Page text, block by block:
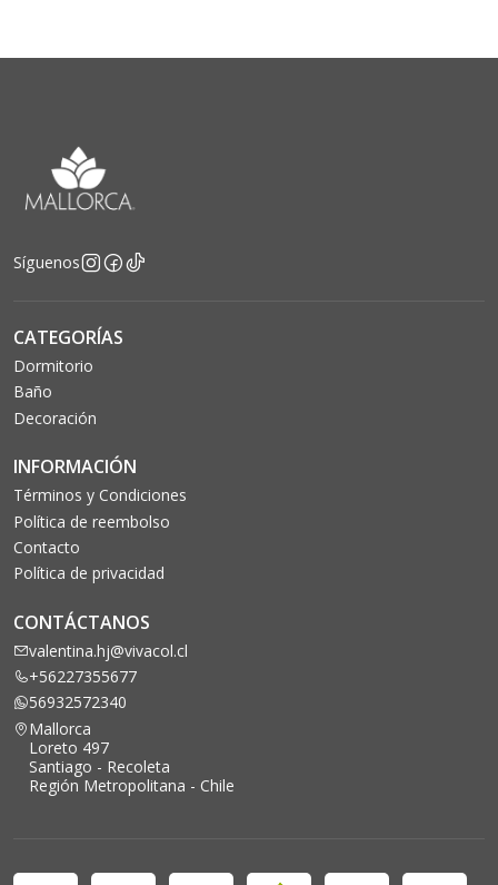
Síguenos
CATEGORÍAS
Dormitorio
Baño
Decoración
INFORMACIÓN
Términos y Condiciones
Política de reembolso
Contacto
Política de privacidad
CONTÁCTANOS
valentina.hj@vivacol.cl
+56227355677
56932572340
Mallorca
Loreto 497
Santiago - Recoleta
Región Metropolitana - Chile